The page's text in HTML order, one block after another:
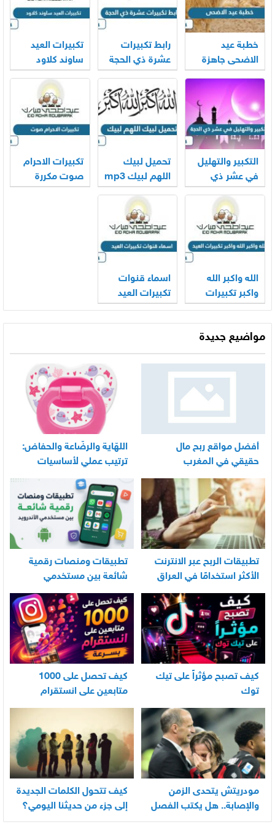
خطبة عيد
الاضحى جاهزة
2026
رابط تكبيرات
عشرة ذي الحجة
mp3 بجودة
عالية 2026
تكبيرات العيد
ساوند كلاود
بجودة عالية
التكبير والتهليل
في عشر ذي
الحجة mp3
تحميل لبيك
اللهم لبيك mp3
الحرم المكي
2026
تكبيرات الاحرام
صوت مكررة
الله واكبر الله
واكبر تكبيرات
العيد بالصوت
2026
اسماء قنوات
تكبيرات العيد
2026
مواضيع جديدة
أفضل مواقع ربح مال
حقيقي في المغرب
اللهّاية والرضّاعة والحفاض:
ترتيب عملي لأساسيات
العناية اليومية بالرضيع
تطبيقات الربح عبر الانترنت
الأكثر استخدامًا في العراق
تطبيقات ومنصات رقمية
شائعة بين مستخدمي
الأندرويد
كيف تصبح مؤثراً على تيك
توك
كيف تحصل على 1000
متابعين على انستقرام
بسرعة
مودريتش يتحدى الزمن
والإصابة.. هل يكتب الفصل
الأخير في أسطورته
كيف تتحول الكلمات الجديدة
إلى جزء من حديثنا اليومي؟